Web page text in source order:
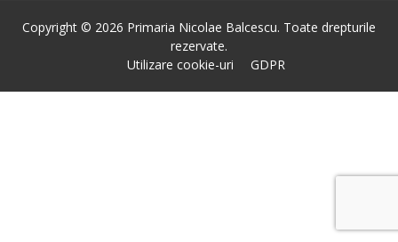
Copyright © 2026 Primaria Nicolae Balcescu. Toate drepturile
rezervate.
Utilizare cookie-uri
GDPR